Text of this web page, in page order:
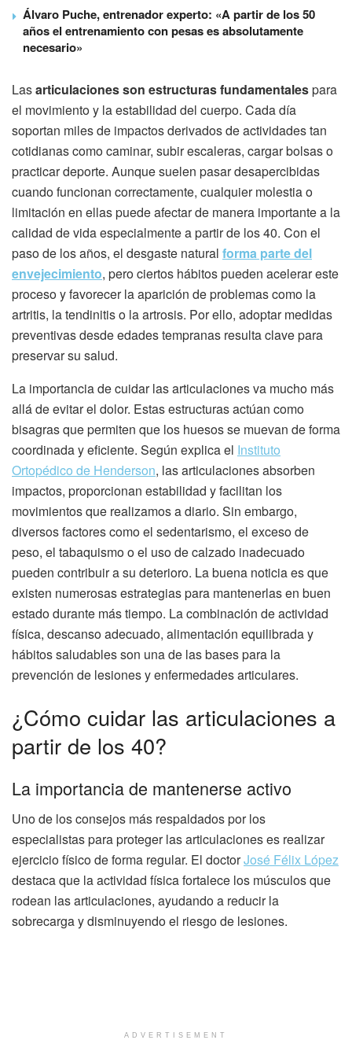
Álvaro Puche, entrenador experto: «A partir de los 50
años el entrenamiento con pesas es absolutamente
necesario»
Lasarticulaciones son estructuras fundamentalespara
el movimiento y la estabilidad del cuerpo. Cada día
soportan miles de impactos derivados de actividades tan
cotidianas como caminar, subir escaleras, cargar bolsas o
practicar deporte. Aunque suelen pasar desapercibidas
cuando funcionan correctamente, cualquier molestia o
limitación en ellas puede afectar de manera importante a la
calidad de vida especialmente a partir de los 40. Con el
paso de los años, el desgaste natural forma parte del
envejecimiento, pero ciertos hábitos pueden acelerar este
proceso y favorecer la aparición de problemas como la
artritis, la tendinitis o la artrosis. Por ello, adoptar medidas
preventivas desde edades tempranas resulta clave para
preservar su salud.
La importancia de cuidar las articulaciones va mucho más
allá de evitar el dolor. Estas estructuras actúan como
bisagras que permiten que los huesos se muevan de forma
coordinada y eficiente. Según explica el Instituto
Ortopédico de Henderson, las articulaciones absorben
impactos, proporcionan estabilidad y facilitan los
movimientos que realizamos a diario. Sin embargo,
diversos factores como el sedentarismo, el exceso de
peso, el tabaquismo o el uso de calzado inadecuado
pueden contribuir a su deterioro. La buena noticia es que
existen numerosas estrategias para mantenerlas en buen
estado durante más tiempo. La combinación de actividad
física, descanso adecuado, alimentación equilibrada y
hábitos saludables son una de las bases para la
prevención de lesiones y enfermedades articulares.
¿Cómo cuidar las articulaciones a
partir de los 40?
La importancia de mantenerse activo
Uno de los consejos más respaldados por los
especialistas para proteger las articulaciones es realizar
ejercicio físico de forma regular. El doctorJosé Félix López
destaca que la actividad física fortalece los músculos que
rodean las articulaciones, ayudando a reducir la
sobrecarga y disminuyendo el riesgo de lesiones.
ADVERTISEMENT